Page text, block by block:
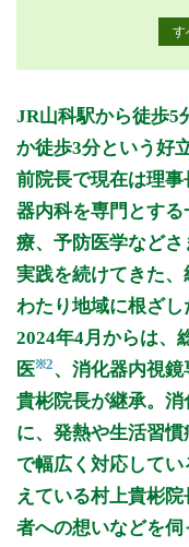
す
診療時間
9:30～12:00
18:00～20:00
休診日：祝
備考：初診受付ボタ
種・風邪症状(咳・(37
ある方は事前にお電話
※診療時間や臨時休診
機関ホームページ
>>病院なびで医療機
JR山科駅から徒歩5
か徒歩3分という好
前院長で現在は理
器内科を専門とす
療、予防医学など
実践を続けてきた
わたり地域に根ざし
2024年4月からは、
医※2、消化器内視
貴彬院長が継承。
に、発熱や生活習
で幅広く対応して
えている村上貴彬
者への想いなどを伺